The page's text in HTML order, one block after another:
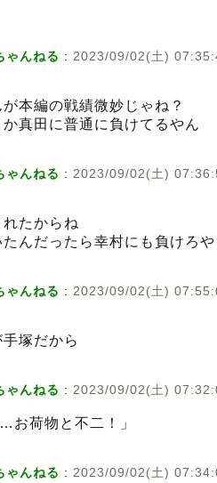
ゃんねる : 2023/09/02(土)
本編の戦績微妙じゃね？
真田に普通に負けてるやん
ゃんねる : 2023/09/02(土)
たからね
んだったら幸村にも負けろや
ゃんねる : 2023/09/02(土)
塚だから
ゃんねる : 2023/09/02(土)
お荷物と不二！」
ゃんねる : 2023/09/02(土)